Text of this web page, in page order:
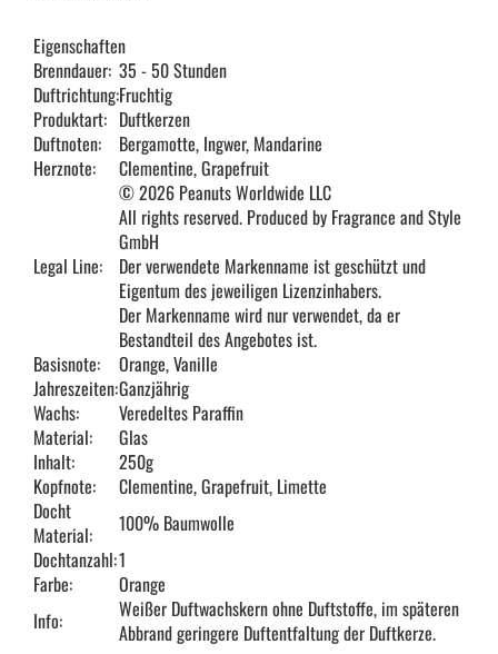
Eigenschaften
Brenndauer: 35 - 50 Stunden
Duftrichtung:Fruchtig
Produktart: Duftkerzen
Duftnoten:
Bergamotte, Ingwer, Mandarine
Herznote:
Clementine, Grapefruit
Legal Line:
© 2026 Peanuts Worldwide LLC
All rights reserved. Produced by Fragrance and Style
GmbH
Der verwendete Markenname ist geschützt und
Eigentum des jeweiligen Lizenzinhabers.
Der Markenname wird nur verwendet, da er
Bestandteil des Angebotes ist.
Basisnote:
Orange, Vanille
Jahreszeiten:Ganzjährig
Wachs:
Veredeltes Paraffin
Material:
Glas
Inhalt:
250g
Kopfnote:
Clementine, Grapefruit, Limette
Docht
Material:
100% Baumwolle
Dochtanzahl:1
Farbe:
Orange
Info:
Weißer Duftwachskern ohne Duftstoffe, im späteren
Abbrand geringere Duftentfaltung der Duftkerze.